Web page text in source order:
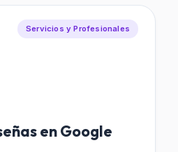
Servicios y Profesionales
en Google